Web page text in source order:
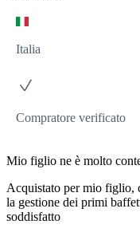
Italia
Compratore verificato
Mio figlio ne è molto
Acquistato per mio figlio,
la gestione dei primi
soddisfatto